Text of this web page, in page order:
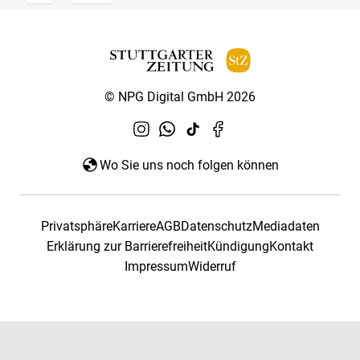
© NPG Digital GmbH 2026
Wo Sie uns noch folgen können
PrivatsphäreKarriereAGBDatenschutzMediadaten
Erklärung zur BarrierefreiheitKündigungKontakt
ImpressumWiderruf